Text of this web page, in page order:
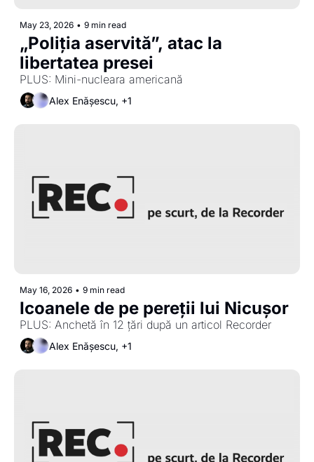
May 23, 2026 • 9 min read
„Poliția aservită”, atac la
libertatea presei
PLUS: Mini-nucleara americană
Alex Enășescu, +1
May 16, 2026 • 9 min read
Icoanele de pe pereții lui Nicușor
PLUS: Anchetă în 12 țări după un articol Recorder
Alex Enășescu, +1